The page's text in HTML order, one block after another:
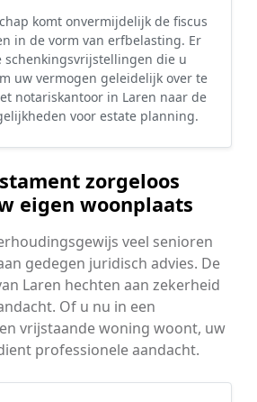
komt onvermijdelijk de fiscus
in de vorm van erfbelasting. Er
schenkingsvrijstellingen die u
uw vermogen geleidelijk over te
notariskantoor in Laren naar de
voor estate planning.
zorgeloos
eigen woonplaats
veel senioren
gedegen juridisch advies. De
Laren hechten aan zekerheid
Of u nu in een
vrijstaande woning woont, uw
professionele aandacht.